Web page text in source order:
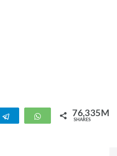
Telegram WhatsApp76,335M
SHARES